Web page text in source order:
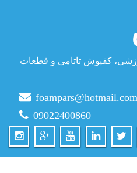
کفپوش تاتامی و قطعات
foampars@hotmail.com
09022400860